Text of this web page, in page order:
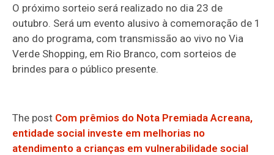
O próximo sorteio será realizado no dia 23 de
outubro. Será um evento alusivo à comemoração de 1
ano do programa, com transmissão ao vivo no Via
Verde Shopping, em Rio Branco, com sorteios de
brindes para o público presente.
The post Com prêmios do Nota Premiada Acreana,
entidade social investe em melhorias no
atendimento a crianças em vulnerabilidade social